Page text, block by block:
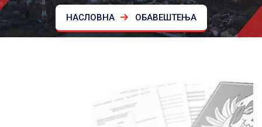
НАСЛОВНА ОБАВЕШТЕЊА